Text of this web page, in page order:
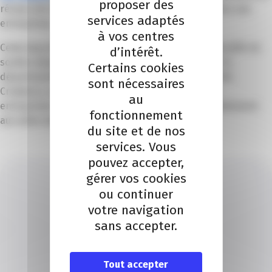
réseau des CCI dédiée aux aides publiques destinées aux
entreprises.
Cette base de données nationale recense les dispositifs de
soutien disponibles aux niveaux national, régional et
départemental, quel que soit votre secteur d’activité.
Créateurs, repreneurs, dirigeants de TPE, PME ou
entreprises innovantes peuvent ainsi accéder rapidement
aux aides adaptées à leurs projets.
Je contacte un conseiller
proposer des
services adaptés
à vos centres
d’intérêt.
Certains cookies
sont nécessaires
au
fonctionnement
du site et de nos
services. Vous
pouvez accepter,
gérer vos cookies
ou continuer
votre navigation
sans accepter.
Tout accepter